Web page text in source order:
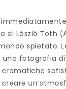
di László Toth
spietato.
fotografia